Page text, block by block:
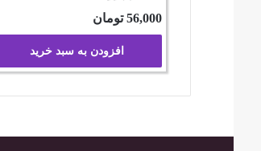
56,000 تومان
افزودن به سبد خرید